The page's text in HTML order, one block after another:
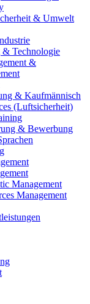
& Umwelt
Technologie
&
& Kaufmännisch
(Luftsicherheit)
& Bewerbung
Management
Management